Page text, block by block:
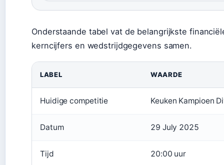
Onderstaande tabel vat de belangrijkste
kerncijfers en wedstrijdgegevens samen.
LABEL WAARDE
Huidige competitie Keuken Kampioen
Datum 29 July 2025
Tijd 20:00 uur